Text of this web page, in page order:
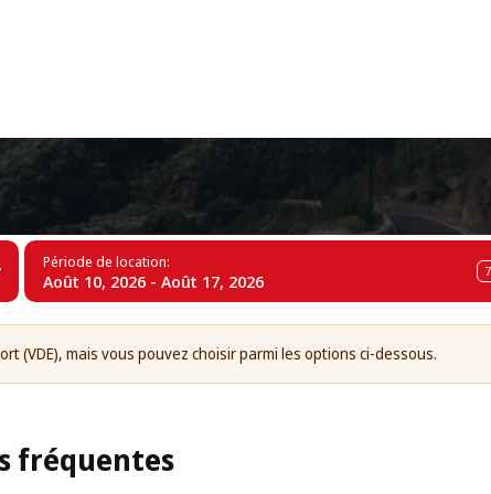
Période de location:
Août 10, 2026 - Août 17, 2026 7
(VDE), mais vous pouvez choisir parmi les options ci-dessous.
fréquentes